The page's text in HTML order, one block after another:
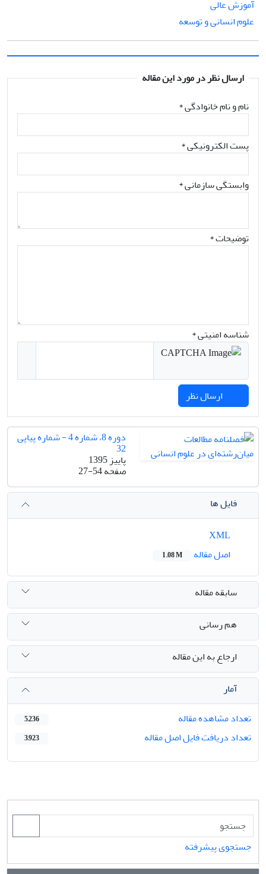
آموزش عالی
علوم انسانی و توسعه
ارسال نظر در مورد این مقاله
نام و نام خانوادگی*
پست الکترونیکی*
وابستگی سازمانی *
توضیحات *
شناسه امنیتی *
دوره 8، شماره 4 - شماره پیاپی
32
پاییز 1395
صفحه27-54
فایل ها
اصل مقاله
1.08 M
سابقه مقاله
هم رسانی
ارجاع به این مقاله
آمار
تعداد مشاهده مقاله
5,236
تعداد دریافت فایل اصل مقاله 3,923
جستجوی پیشرفته